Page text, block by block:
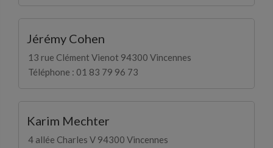
Jérémy Cohen
13 rue Clément Vienot 94300 Vincennes
Téléphone : 01 83 79 96 73
Karim Mechter
4 allée Charles V 94300 Vincennes